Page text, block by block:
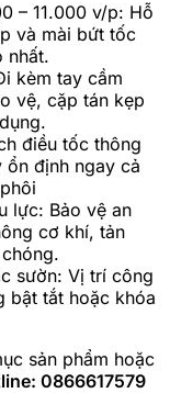
– 11.000 v/p: Hỗ
và mài bứt tốc
nhất.
kèm tay cầm
vệ, cặp tán kẹp
điều tốc thông
ổn định ngay cả
lực: Bảo vệ an
cơ khí, tản
sườn: Vị trí công
bật tắt hoặc khóa
sản phẩm hoặc
0866617579